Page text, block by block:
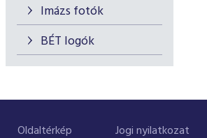
Imázs fotók
BÉT logók
Oldaltérkép Jogi nyilatkozat